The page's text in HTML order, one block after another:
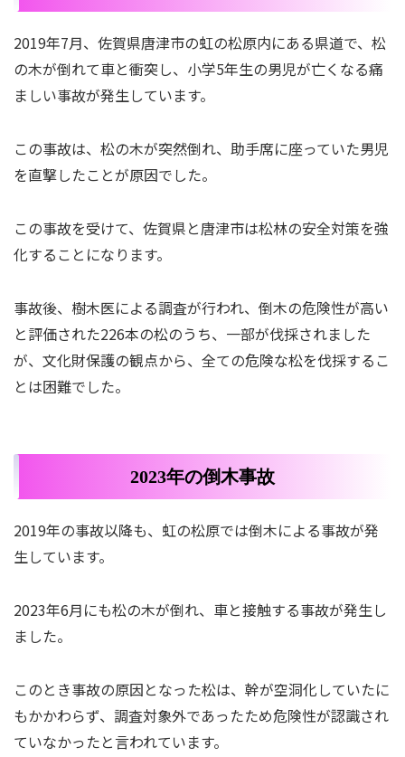
2019年7月、佐賀県唐津市の虹の松原内にある県道で、松
の木が倒れて車と衝突し、小学5年生の男児が亡くなる痛
ましい事故が発生しています。
この事故は、松の木が突然倒れ、助手席に座っていた男児
を直撃したことが原因でした。
この事故を受けて、佐賀県と唐津市は松林の安全対策を強
化することになります。
事故後、樹木医による調査が行われ、倒木の危険性が高い
と評価された226本の松のうち、一部が伐採されました
が、文化財保護の観点から、全ての危険な松を伐採するこ
とは困難でした。
2023年の倒木事故
2019年の事故以降も、虹の松原では倒木による事故が発
生しています。
2023年6月にも松の木が倒れ、車と接触する事故が発生し
ました。
このとき事故の原因となった松は、幹が空洞化していたに
もかかわらず、調査対象外であったため危険性が認識され
ていなかったと言われています。